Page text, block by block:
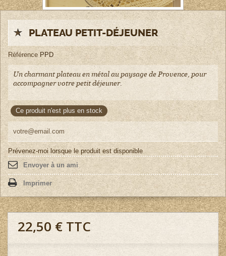
PLATEAU PETIT-DÉJEUNER
Référence PPD
Un charmant plateau en métal au paysage de Provence, pour
accompagner votre petit déjeuner.
Ce produit n'est plus en stock
Prévenez-moi lorsque le produit est disponible
Envoyer à un ami
Imprimer
22,50 € TTC